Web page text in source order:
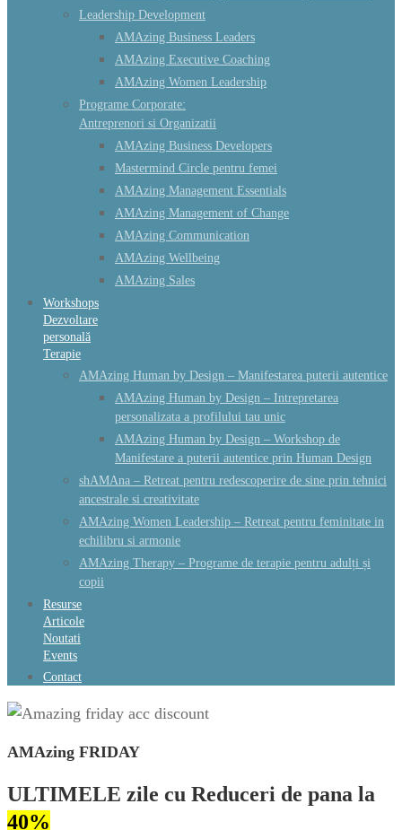
Leadership Development
AMAzing Business Leaders
AMAzing Executive Coaching
AMAzing Women Leadership
Programe Corporate:
Antreprenori si Organizatii
AMAzing Business Developers
Mastermind Circle pentru femei
AMAzing Management Essentials
AMAzing Management of Change
AMAzing Communication
AMAzing Wellbeing
AMAzing Sales
Workshops
Dezvoltare
personală
Terapie
AMAzing Human by Design – Manifestarea puterii autentice
AMAzing Human by Design – Intrepretarea
personalizata a profilului tau unic
AMAzing Human by Design – Workshop de
Manifestare a puterii autentice prin Human Design
shAMAna – Retreat pentru redescoperire de sine prin tehnici
ancestrale si creativitate
AMAzing Women Leadership – Retreat pentru feminitate in
echilibru si armonie
AMAzing Therapy – Programe de terapie pentru adulți și
copii
Resurse
Articole
Noutati
Events
Contact
AMAzing FRIDAY
ULTIMELE zile cu Reduceri de pana la
40%